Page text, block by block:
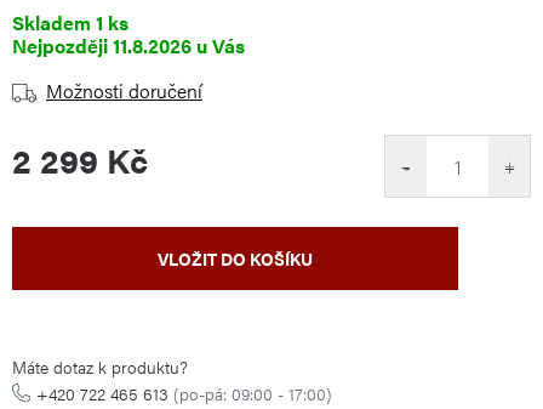
Skladem 1 ks
11.8.2026
Možnosti doručení
2 299 Kč +
−
VLOŽIT DO KOŠÍKU
Máte dotaz k produktu?
+420 722 465 613 (po-pá: 09:00 - 17:00)